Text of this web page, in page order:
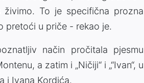
To je specifična prozna
pretoći u priče - rekao je.
način pročitala pjesmu
a zatim i „Ničiji“ i „“Ivan“, u
i Ivana Kordića.